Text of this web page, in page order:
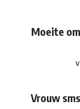
Moeite
Vrouw